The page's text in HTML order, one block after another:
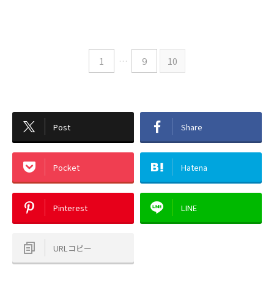
1 … 9 10
Post Share
Pocket Hatena
Pinterest LINE
URLコピー